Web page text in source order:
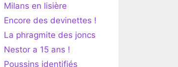
Milans en lisière
Encore des devinettes !
La phragmite des joncs
Nestor a 15 ans !
Poussins identifiés